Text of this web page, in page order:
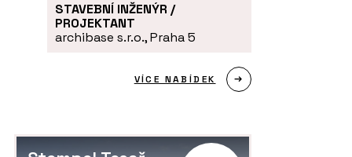
STAVEBNÍ INŽENÝR /
PROJEKTANT
archibase s.r.o., Praha 5
VÍCE NABÍDEK